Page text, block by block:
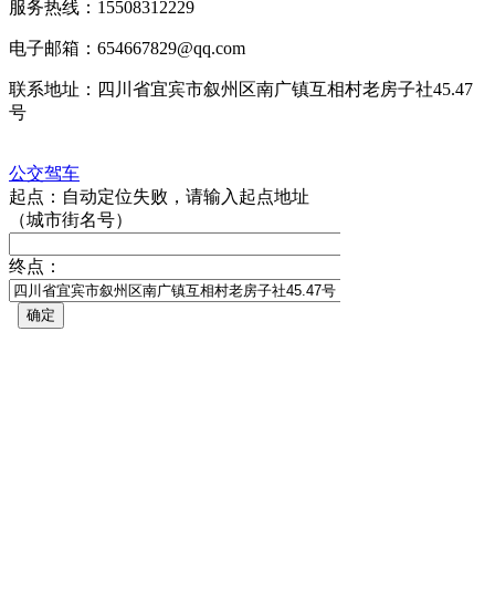
服务热线：15508312229
电子邮箱：654667829@qq.com
联系地址：四川省宜宾市叙州区南广镇互相村老房子社45.47
号